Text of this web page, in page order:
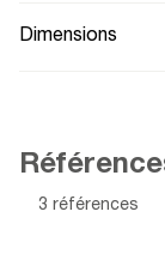
Dimensions
3 références